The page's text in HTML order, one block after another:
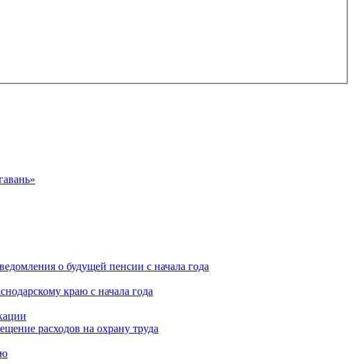
о будущей пенсии с начала года
краю с начала года
расходов на охрану труда